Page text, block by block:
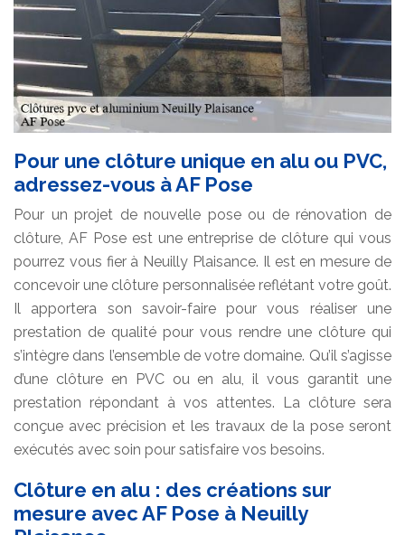
Pour une clôture unique en alu ou PVC,
adressez-vous à AF Pose
Pour un projet de nouvelle pose ou de rénovation de
clôture, AF Pose est une entreprise de clôture qui vous
pourrez vous fier à Neuilly Plaisance. Il est en mesure de
concevoir une clôture personnalisée reflétant votre goût.
Il apportera son savoir-faire pour vous réaliser une
prestation de qualité pour vous rendre une clôture qui
s’intègre dans l’ensemble de votre domaine. Qu’il s’agisse
d’une clôture en PVC ou en alu, il vous garantit une
prestation répondant à vos attentes. La clôture sera
conçue avec précision et les travaux de la pose seront
exécutés avec soin pour satisfaire vos besoins.
Clôture en alu : des créations sur
mesure avec AF Pose à Neuilly